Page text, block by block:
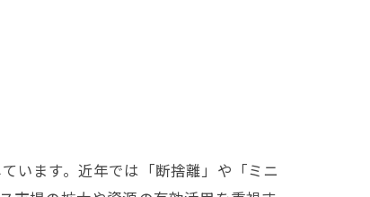
います。近年では「断捨離」や「ミニ